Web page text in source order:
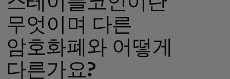
무엇이며 다른
암호화폐와 어떻게
다른가요?